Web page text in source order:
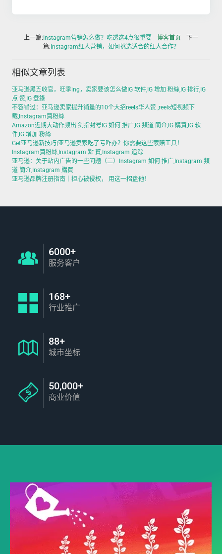
上一篇: Instagram营销怎么做？吃透这4点很重要 博客首页
下一
篇: Instagram红人营销，如何挑选适合的红人合作？
相似文章列表
亚马逊黑五收官，旺季ing，卖家要该怎么做IG 软件,IG 增加 粉絲,IG 排行,IG
点 赞,IG 登錄
不容错过：亚马逊卖家提升销量的10个大招reels华人赞 ,reels短视频下
载,Instagram買粉絲
Amazon近期大动作频出 剑指封号IG 如何 推广,IG 頻道 簡介,IG 購買,IG 软
件,IG 增加 粉絲
Get亚马逊新技巧|亚马逊卖家吃了亏咋办？你需要这些索赔工具！
Instagram買粉絲,Instagram 點 贊,Instagram 追踪
亚马逊：关于站内广告的一些问题（二）Instagram 如何 推广,Instagram 頻
道 簡介,Instagram 購買
亚马逊品牌注册指南｜担心被侵权， 用这一招盘他！
6000+
服务客户
168+
行业推广
88+
城市坐标
50,000+
商业价值